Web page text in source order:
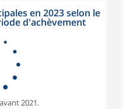
en 2023 selon le
d'achèvement
2021.